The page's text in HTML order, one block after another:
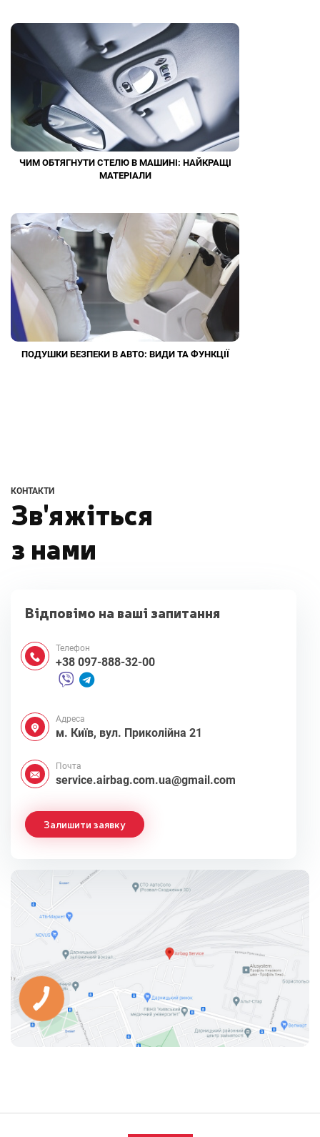
ЧИМ ОБТЯГНУТИ СТЕЛЮ В МАШИНІ: НАЙКРАЩІ
МАТЕРІАЛИ
ПОДУШКИ БЕЗПЕКИ В АВТО: ВИДИ ТА ФУНКЦІЇ
КОНТАКТИ
Зв'яжіться
з нами
Відповімо на ваші запитання
Телефон
+38 097-888-32-00
Адреса
м. Київ, вул. Приколійна 21
Почта
service.airbag.com.ua@gmail.com
Залишити заявку